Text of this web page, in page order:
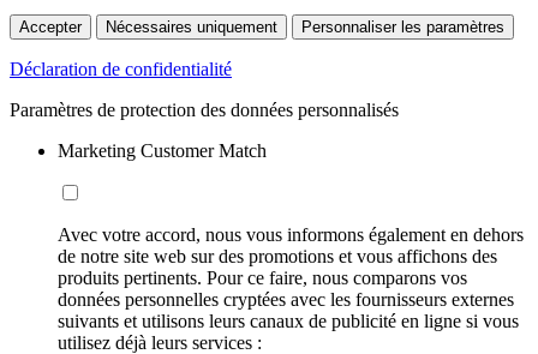
Accepter Nécessaires uniquement Personnaliser les paramètres
Déclaration de confidentialité
Paramètres de protection des données personnalisés
Marketing Customer Match
Avec votre accord, nous vous informons également en dehors
de notre site web sur des promotions et vous affichons des
produits pertinents. Pour ce faire, nous comparons vos
données personnelles cryptées avec les fournisseurs externes
suivants et utilisons leurs canaux de publicité en ligne si vous
utilisez déjà leurs services :